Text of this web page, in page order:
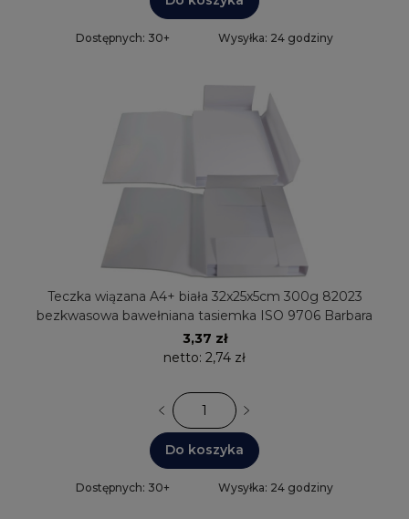
Dostępnych: 30+ Wysyłka: 24 godziny
Teczka wiązana A4+ biała 32x25x5cm 300g 82023
bezkwasowa bawełniana tasiemka ISO 9706 Barbara
3,37 zł
netto: 2,74 zł
Do koszyka
Dostępnych: 30+ Wysyłka: 24 godziny